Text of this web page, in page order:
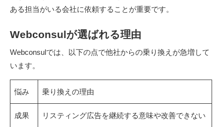
ある担当がいる会社に依頼することが重要です。
Webconsulが選ばれる理由
Webconsulでは、以下の点で他社からの乗り換えが急増して
います。
悩み 乗り換えの理由
成果
リスティング広告を継続する意味や改善できない